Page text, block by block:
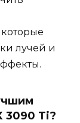
которые
лучей и
3090 Ti?